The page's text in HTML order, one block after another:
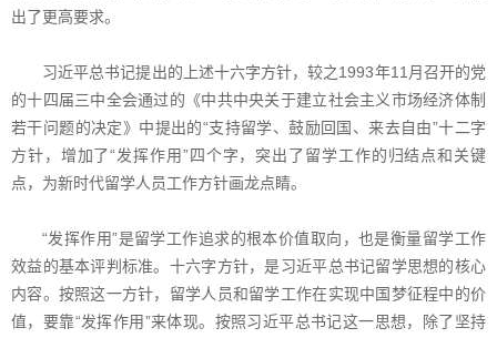
出了更高要求。
习近平总书记提出的上述十六字方针，较之1993年11月召开的党
的十四届三中全会通过的《中共中央关于建立社会主义市场经济体制
若干问题的决定》中提出的“支持留学、鼓励回国、来去自由”十二字
方针，增加了“发挥作用”四个字，突出了留学工作的归结点和关键
点，为新时代留学人员工作方针画龙点睛。
“发挥作用”是留学工作追求的根本价值取向，也是衡量留学工作
效益的基本评判标准。十六字方针，是习近平总书记留学思想的核心
内容。按照这一方针，留学人员和留学工作在实现中国梦征程中的价
值，要靠“发挥作用”来体现。按照习近平总书记这一思想，除了坚持